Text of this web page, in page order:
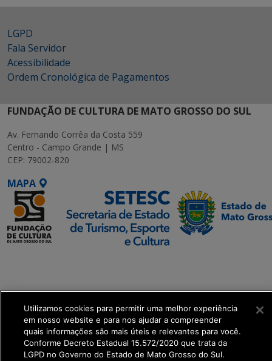
LGPD
Fala Servidor
Acessibilidade
Ordem Cronológica de Pagamentos
FUNDAÇÃO DE CULTURA DE MATO GROSSO DO SUL
Av. Fernando Corrêa da Costa 559
Centro - Campo Grande | MS
CEP: 79002-820
MAPA
Transformação Digital
get_footer();
Utilizamos cookies para permitir uma melhor experiência
em nosso website e para nos ajudar a compreender
quais informações são mais úteis e relevantes para você.
Conforme Decreto Estadual 15.572/2020 que trata da
LGPD no Governo do Estado de Mato Grosso do Sul.